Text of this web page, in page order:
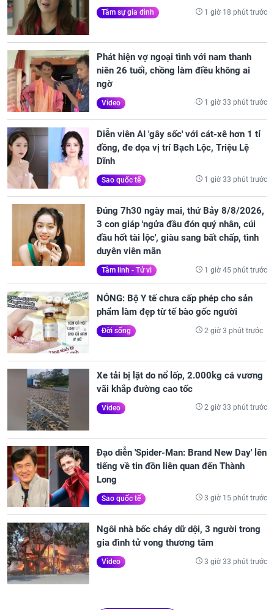
Tâm sự gia đình 1 giờ 18 phút trước
Phát hiện vợ ngoại tình với nam thanh
niên 26 tuổi, chồng làm điều không ai
ngờ
Video 1 giờ 33 phút trước
Diễn viên AI 'gây sốc' với cát-xê hơn 1 tỉ
đồng, đe dọa vị trí Bạch Lộc, Triệu Lệ
Dĩnh
Sao quốc tế 1 giờ 33 phút trước
Đúng 7h30 ngày mai, thứ Bảy 8/8/2026,
3 con giáp 'ngửa đầu đón quý nhân, cúi
đầu hốt tài lộc', giàu sang bất chấp, tình
duyên viên mãn
Tâm linh - Tử vi 1 giờ 45 phút trước
NÓNG: Bộ Y tế chưa cấp phép cho sản
phẩm làm đẹp từ tế bào gốc người
Đời sống 2 giờ 3 phút trước
Xe tải bị lật do nổ lốp, 2.000kg cá vương
vãi khắp đường cao tốc
Video 2 giờ 33 phút trước
Đạo diễn 'Spider-Man: Brand New Day' lên
tiếng về tin đồn liên quan đến Thành
Long
Sao quốc tế 3 giờ 15 phút trước
Ngôi nhà bốc cháy dữ dội, 3 người trong
gia đình tử vong thương tâm
Video 3 giờ 33 phút trước